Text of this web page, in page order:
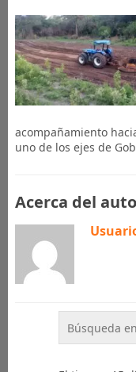
acompañamiento
uno de los ejes de
Acerca del